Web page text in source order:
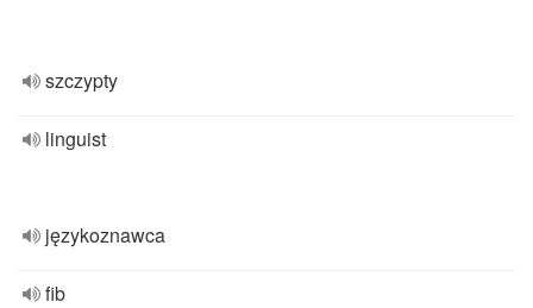
szczypty
linguist
językoznawca
fib